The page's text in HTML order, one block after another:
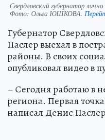
Свердловский губернатор
Фото: Ольга ЮШКОВА.
Губернатор
Паслер выехал в
районы. В своих
опубликовал видео в
– Сегодня работаю в
региона. Первая
написал Денис